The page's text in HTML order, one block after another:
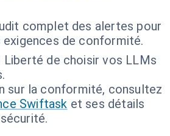
complet des alertes pour
exigences de conformité.
Liberté de choisir vos LLMs
sur la conformité, consultez
Swiftask et ses détails